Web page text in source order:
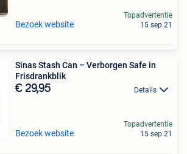
Bezoek website
Topadvertentie
15 sep 21
Sinas Stash Can – Verborgen Safe in
Frisdrankblik
€ 29,95 Details
Bezoek website
Topadvertentie
15 sep 21